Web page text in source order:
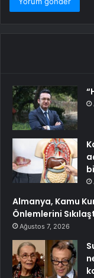
Almanya, Kamu
Önlemlerini
Ağustos 7, 2026